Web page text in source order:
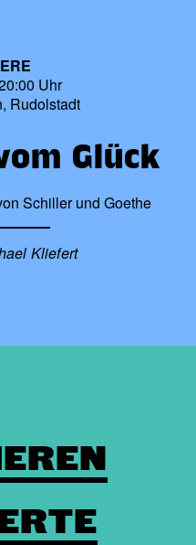
Uhr
Rudolstadt
Glück
Schiller und Goethe
Kliefert